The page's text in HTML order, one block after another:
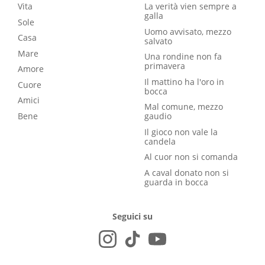
Vita
Sole
Casa
Mare
Amore
Cuore
Amici
Bene
La verità vien sempre a
galla
Uomo avvisato, mezzo
salvato
Una rondine non fa
primavera
Il mattino ha l'oro in
bocca
Mal comune, mezzo
gaudio
Il gioco non vale la
candela
Al cuor non si comanda
A caval donato non si
guarda in bocca
Seguici su